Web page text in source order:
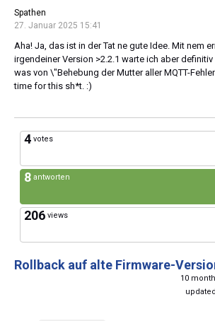
Spathen
27. Januar 2025 15:41
Aha! Ja, das ist in der Tat ne gute Idee. Mit nem
irgendeiner Version >2.2.1 warte ich aber
was von \"Behebung der Mutter aller MQTT-
time for this sh*t. :)
4 votes
8 antworten
206 views
Rollback auf alte Firmware-
10